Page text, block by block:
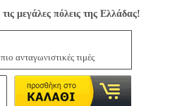
μεγάλες πόλεις της Ελλάδας!
ανταγωνιστικές τιμές